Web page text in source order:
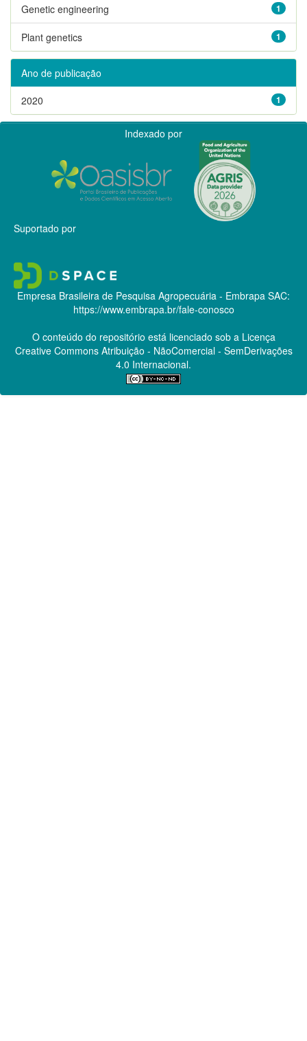
1
Genetic engineering
1
Plant genetics
Ano de publicação
1
2020
Indexado por
Suportado por
Empresa Brasileira de Pesquisa Agropecuária - Embrapa SAC:
https://www.embrapa.br/fale-conosco
O conteúdo do repositório está licenciado sob a Licença
Creative CommonsAtribuição - NãoComercial - SemDerivações
4.0 Internacional.